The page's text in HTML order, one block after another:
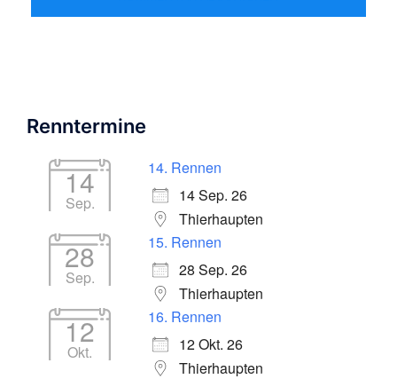
Renntermine
14
Sep.
14. Rennen
14 Sep. 26
Thierhaupten
28
Sep.
15. Rennen
28 Sep. 26
Thierhaupten
12
Okt.
16. Rennen
12 Okt. 26
Thierhaupten